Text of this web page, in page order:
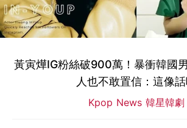
黃寅燁IG粉絲破900萬！暴衝韓國
人也不敢置信：這像
Kpop News 韓星韓劇